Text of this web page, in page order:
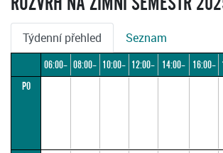
Týdenní přehled Seznam
06:00– 08:00– 10:00– 12:00–
14:00–
16:00–
PO